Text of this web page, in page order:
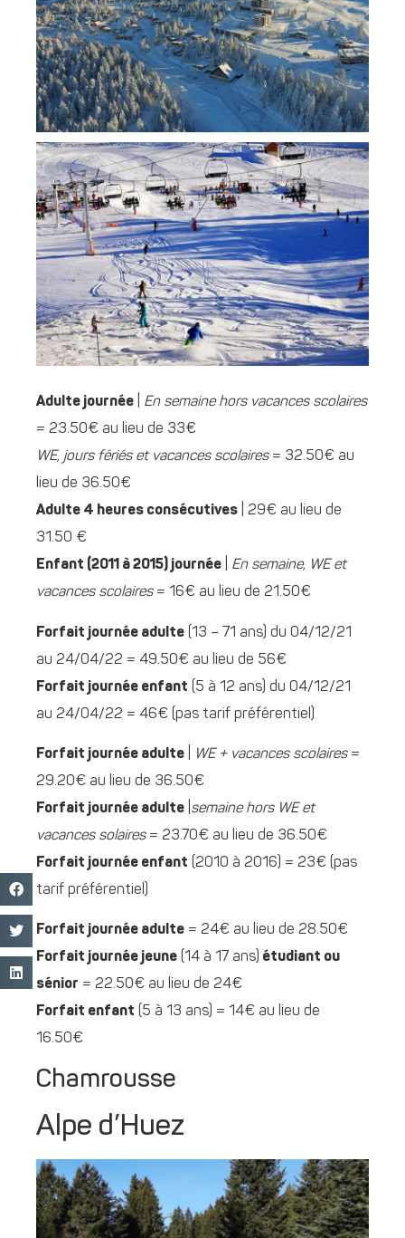
Adulte journée
En semaine hors vacances scolaires
= 23.50€ au lieu de 33€
WE, jours fériés et vacances scolaires= 32.50€ au
lieu de 36.50€
Adulte 4 heures consécutives | 29€ au lieu de
31.50 €
Enfant (2011 à 2015) journée
En semaine, WE et
vacances scolaires= 16€ au lieu de 21.50€
Forfait journée adulte (13 – 71 ans) du 04/12/21
au 24/04/22 = 49.50€ au lieu de 56€
Forfait journée enfant (5 à 12 ans) du 04/12/21
au 24/04/22 = 46€ (pas tarif préférentiel)
Forfait journée adulte WE + vacances scolaires=
29.20€ au lieu de 36.50€
Forfait journée adulte semaine hors WE et
vacances solaires= 23.70€ au lieu de 36.50€
Forfait journée enfant (2010 à 2016) = 23€ (pas
tarif préférentiel)
Forfait journée adulte = 24€ au lieu de 28.50€
Forfait journée jeune (14 à 17 ans) étudiant ou
sénior = 22.50€ au lieu de 24€
Forfait enfant (5 à 13 ans) = 14€ au lieu de
16.50€
Chamrousse
Alpe d’Huez